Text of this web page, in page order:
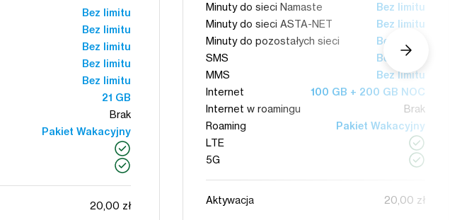
Bez limitu
Bez limitu
Bez limitu
Bez limitu
Bez limitu
21 GB
Brak
Pakiet Wakacyjny
20,00 zł
Minuty do sieci Namaste Bez limitu
Minuty do sieci ASTA-NET Bez limitu
Minuty do pozostałych sieci Bez limitu
SMS Bez limitu
MMS Bez limitu
Internet 100 GB + 200 GB NOC
Internet w roamingu
Brak
Roaming
Pakiet Wakacyjny
LTE
5G
Aktywacja 20,00 zł